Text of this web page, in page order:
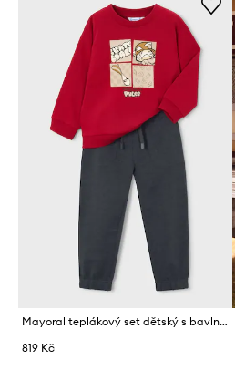
Mayoral teplákový set dětský s bavlnou
819 Kč